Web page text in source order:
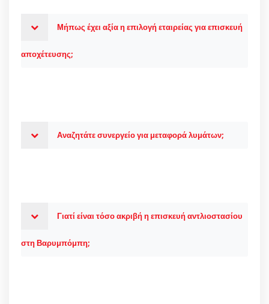
Μήπως έχει αξία η επιλογή εταιρείας για επισκευή
αποχέτευσης;
Αναζητάτε συνεργείο για μεταφορά λυμάτων;
Γιατί είναι τόσο ακριβή η επισκευή αντλιοστασίου
στη Βαρυμπόμπη;